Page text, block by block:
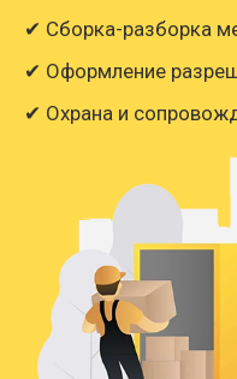
✔ Сборка-разборка
✔ Оформление
✔ Охрана и